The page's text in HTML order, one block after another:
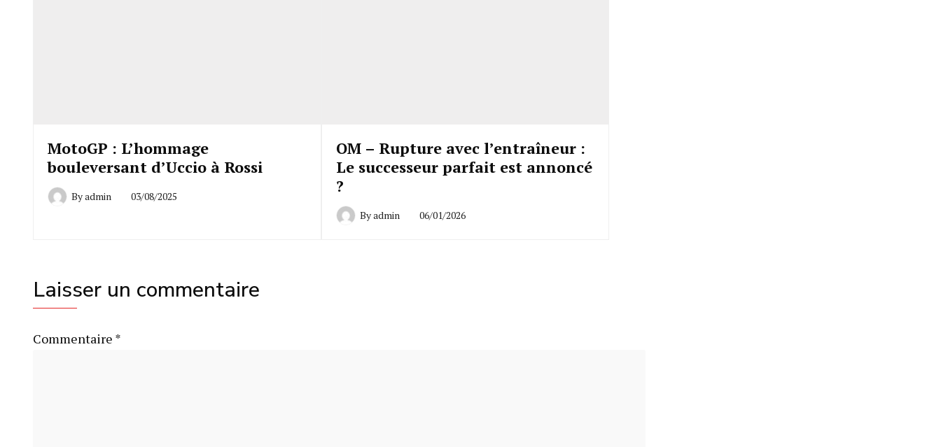
MotoGP : L’hommage
bouleversant d’Uccio à Rossi
Byadmin 03/08/2025
OM – Rupture avec l’entraîneur :
Le successeur parfait est annoncé
?
Byadmin 06/01/2026
Laisser un commentaire
Commentaire *